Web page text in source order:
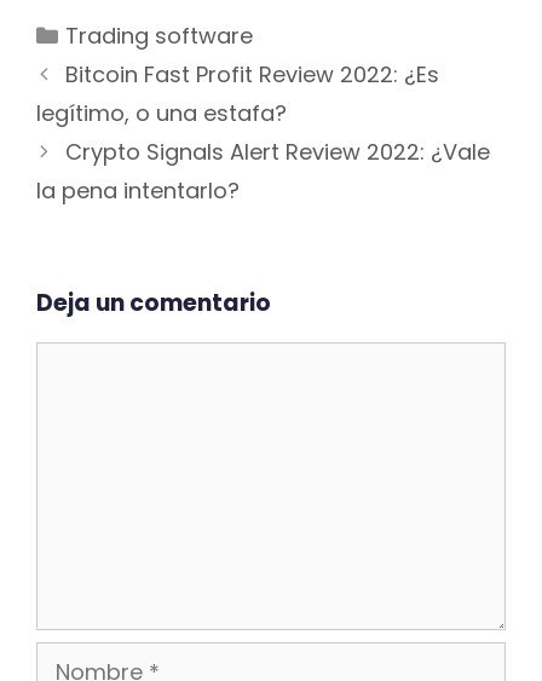
Categorías
Trading software
Navegación
de
entradas
Bitcoin Fast Profit Review 2022: ¿Es
legítimo, o una estafa?
Crypto Signals Alert Review 2022: ¿Vale
la pena intentarlo?
Deja un comentario
Nombre